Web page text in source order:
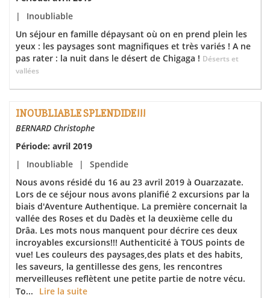
|
Inoubliable
Un séjour en famille dépaysant où on en prend plein les
yeux : les paysages sont magnifiques et très variés ! A ne
pas rater : la nuit dans le désert de Chigaga ! Déserts et
vallées
INOUBLIABLE SPLENDIDE!!!
BERNARD Christophe
Période: avril 2019
|
Inoubliable |
Spendide
‌Nous avons résidé du 16 au 23 avril 2019 à Ouarzazate.
Lors de ce séjour nous avons planifié 2 excursions par la
biais d'Aventure Authentique. La première concernait la
vallée des Roses et du Dadès et la deuxième celle du
Drâa. Les mots nous manquent pour décrire ces deux
incroyables excursions!!! Authenticité à TOUS points de
vue! Les couleurs des paysages,des plats et des habits,
les saveurs, la gentillesse des gens, les rencontres
merveilleuses reflètent une petite partie de notre vécu.
To...
Lire la suite